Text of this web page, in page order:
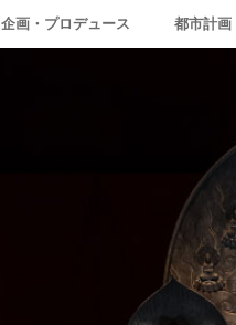
企画・プロデュース 都市計画